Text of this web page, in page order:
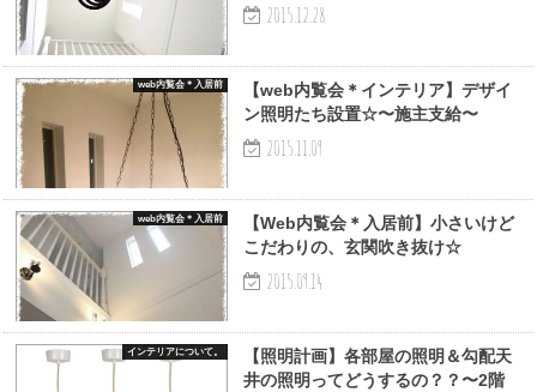
2015.12.28
web内覧会＊入居前
【web内覧会＊インテリア】デザイ
ン照明たち設置☆〜施主支給〜
2015.11.09
web内覧会＊入居前
【Web内覧会＊入居前】小さいけど
こだわりの、玄関吹き抜け☆
2015.09.14
インテリアについて。
【照明計画】各部屋の照明＆勾配天
井の照明ってどうするの？？〜2階